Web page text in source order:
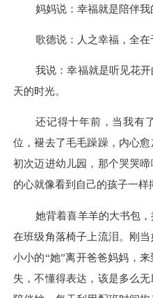
妈妈说：幸福就是陪伴我
歌德说：人之幸福，全在
我说：幸福就是听见花
天的时光。
还记得十年前，当我有
位，褪去了毛毛躁躁，内心
初次迈进幼儿园， 那个哭哭啼
的心就像看到自己的孩子一样
她背着喜羊羊的大书包
在班级角落椅子上流泪 。 刚当
小小的“她”离开爸爸妈妈，
失，不懂得表达，该是多么无